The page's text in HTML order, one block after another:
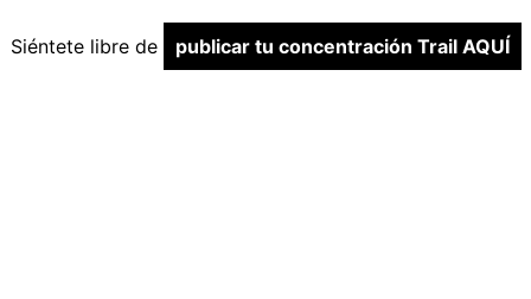
Siéntete libre de publicar tu concentración Trail AQUÍ